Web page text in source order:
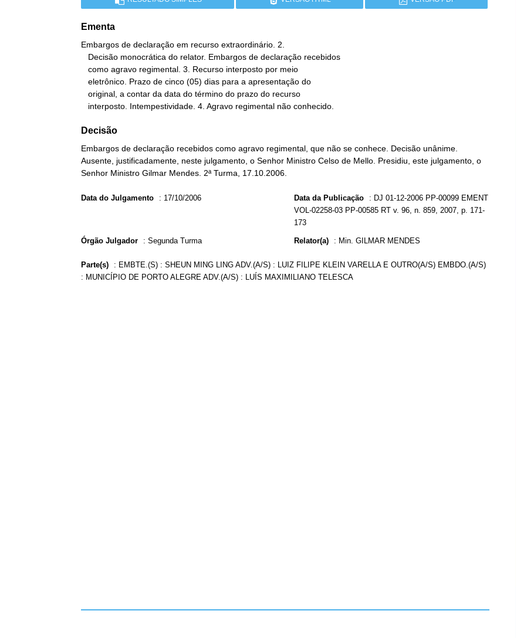
Ementa
Embargos de declaração em recurso extraordinário. 2.
   interposto. Intempestividade. 4. Agravo regimental não conhecido.
Decisão
Embargos de declaração recebidos como agravo regimental, que não se conhece. Decisão unânime.
Ausente, justificadamente, neste julgamento, o Senhor Ministro Celso de Mello. Presidiu, este julgamento, o
Senhor Ministro Gilmar Mendes. 2ª Turma, 17.10.2006.
Data do Julgamento : 17/10/2006 Data da Publicação : DJ 01-12-2006 PP-00099 EMENT
VOL-02258-03 PP-00585 RT v. 96, n. 859, 2007, p. 171-
173
Órgão Julgador : Segunda Turma Relator(a) : Min. GILMAR MENDES
Parte(s) : EMBTE.(S) : SHEUN MING LING ADV.(A/S) : LUIZ FILIPE KLEIN VARELLA E OUTRO(A/S) EMBDO.(A/S)
: MUNICÍPIO DE PORTO ALEGRE ADV.(A/S) : LUÍS MAXIMILIANO TELESCA